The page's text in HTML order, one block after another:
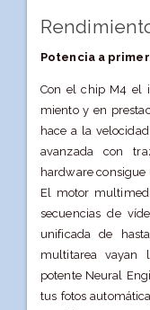
Potencia a
Con el chip M4 el
miento y en
hace a la
avanzada con
hardware consigue
El motor
secuencias de
unificada de
multitarea vayan
potente Neural
tus fotos